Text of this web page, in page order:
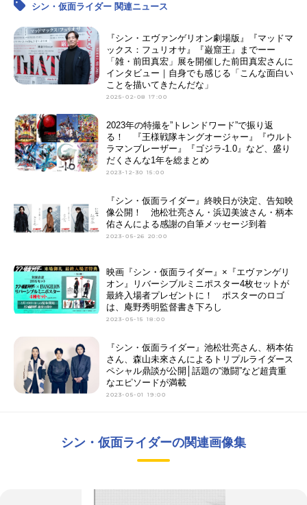
シン・仮面ライダー 関連ニュース
『シン・エヴァンゲリオン劇場版』『マッドマ
ックス：フュリオサ』『巌窟王』までーー
「雑・前田真宏」展を開催した前田真宏さんに
インタビュー｜自身でも感じる「こんな面白い
ことを描いてきたんだな」
2025-02-08 17:00
2023年の特撮を”トレンドワード”で振り返
る！ 『王様戦隊キングオージャー』『ウルト
ラマンブレーザー』『ゴジラ-1.0』など、盛り
だくさんな1年を総まとめ
2023-12-30 15:00
『シン・仮面ライダー』終映日が決定、告知映
像公開！ 池松壮亮さん・浜辺美波さん・柄本
佑さんによる感謝の自筆メッセージ到着
2023-05-26 20:00
映画『シン・仮面ライダー』×『エヴァンゲリ
オン』リバーシブルミニポスター4枚セットが
最終入場者プレゼントに！ ポスターのロゴ
は、庵野秀明監督書き下ろし
2023-05-15 18:00
『シン・仮面ライダー』池松壮亮さん、柄本佑
さん、森山未來さんによるトリプルライダース
ペシャル鼎談が公開│話題の“激闘”など超貴重
なエピソードが満載
2023-05-01 19:00
シン・仮面ライダーの関連画像集